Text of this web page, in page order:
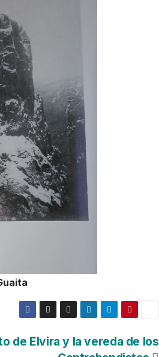
de Elvira y la vereda de los